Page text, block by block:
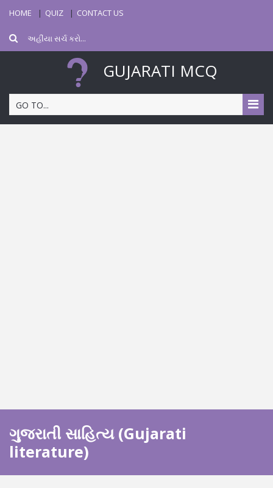
HOME QUIZ CONTACT US
GUJARATI MCQ
GO TO...
ગુજરાતી સાહિત્ય (Gujarati
literature)